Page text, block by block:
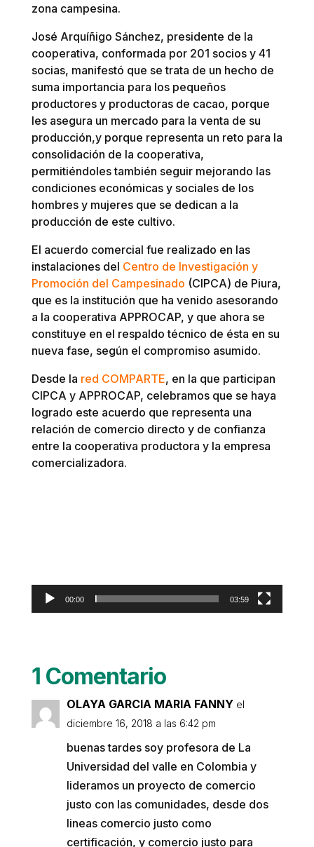
zona campesina.
José Arquíñigo Sánchez, presidente de la
cooperativa, conformada por 201 socios y 41
socias, manifestó que se trata de un hecho de
suma importancia para los pequeños
productores y productoras de cacao, porque
les asegura un mercado para la venta de su
producción,y porque representa un reto para la
consolidación de la cooperativa,
permitiéndoles también seguir mejorando las
condiciones económicas y sociales de los
hombres y mujeres que se dedican a la
producción de este cultivo.
El acuerdo comercial fue realizado en las
instalaciones del Centro de Investigación y
Promoción del Campesinado (CIPCA) de Piura,
que es la institución que ha venido asesorando
a la cooperativa APPROCAP, y que ahora se
constituye en el respaldo técnico de ésta en su
nueva fase, según el compromiso asumido.
Desde la red COMPARTE, en la que participan
CIPCA y APPROCAP, celebramos que se haya
logrado este acuerdo que representa una
relación de comercio directo y de confianza
entre la cooperativa productora y la empresa
comercializadora.
00:00 03:59
1 Comentario
OLAYA GARCIA MARIA FANNY el
diciembre 16, 2018 a las 6:42 pm
buenas tardes soy profesora de La
Universidad del valle en Colombia y
lideramos un proyecto de comercio
justo con las comunidades, desde dos
lineas comercio justo como
certificación, y comercio justo para